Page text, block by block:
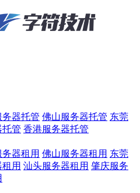
器托管 佛山服务器托管 东莞
托管 香港服务器托管
器租用 佛山服务器租用 东莞
用 汕头服务器租用 肇庆服务